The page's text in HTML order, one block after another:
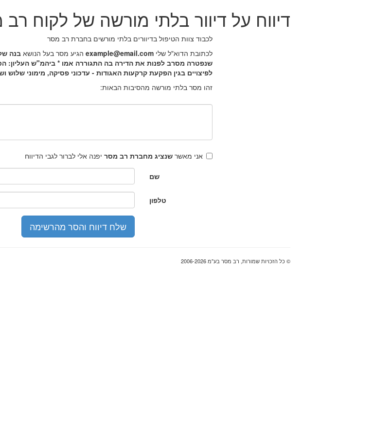
דיווח על דיוור בלתי מורשה של לקוח
לכבוד צוות הטיפול בדיוורים בלתי מורשים בחברת רב מסר
לכתובת הדוא"ל שלי example@email.comהגיע מסר בעל הנושא בנה
שנפטרה מסרב לפנות את הדירה בה התגוררה אמו * ביהמ"ש העליון:
לפיצויים בגין הפקעת קרקעות האגודות - עדכוני פסיקה, מימוני שלוש
זהו מסר בלתי מורשה מהסיבות הבאות:
אני מאשר שנציג מחברת רב מסריפנה אלי לברור לגבי הדיווח
שם
טלפון
שלח דיווח והסר מהרשימה
© כל הזכויות שמורות, רב מסר בע"מ 2006-2026